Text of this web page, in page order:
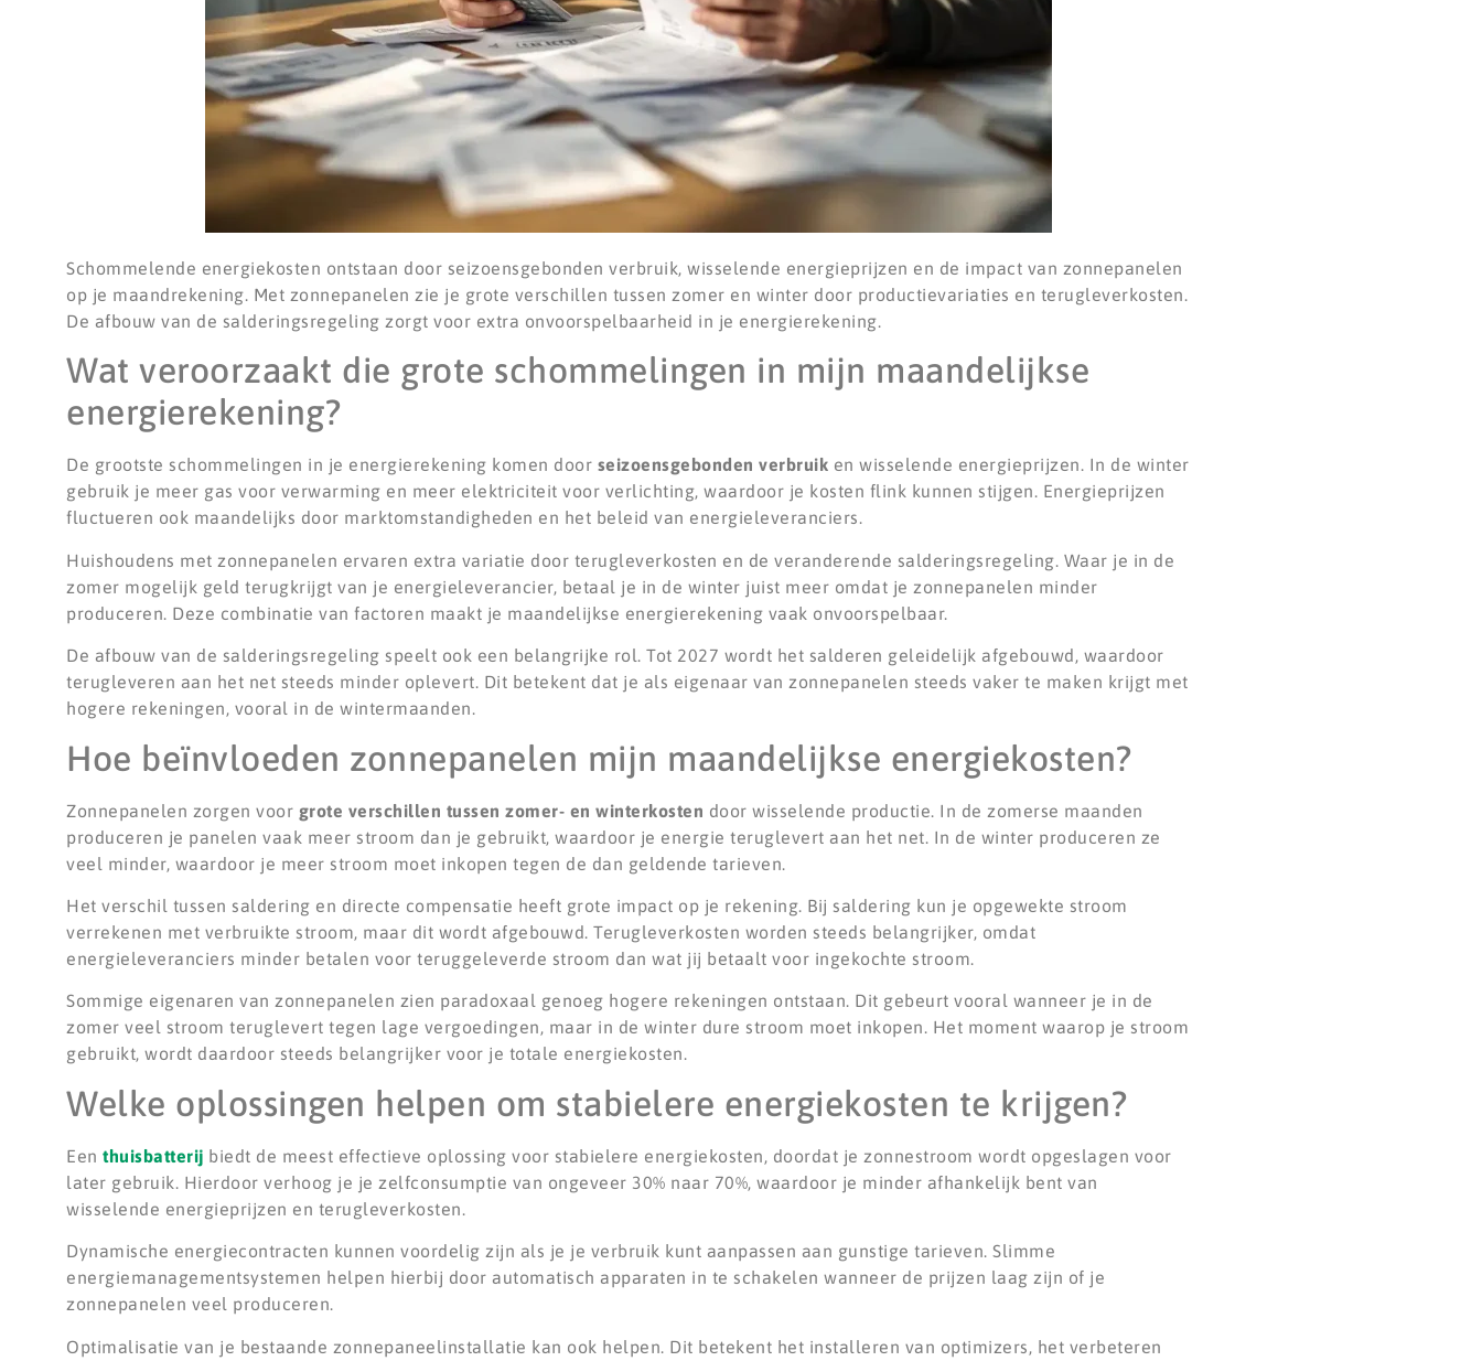
Schommelende energiekosten ontstaan door seizoensgebonden verbruik, wisselende energieprijzen en de impact van zonnepanelen
op je maandrekening. Met zonnepanelen zie je grote verschillen tussen zomer en winter door productievariaties en terugleverkosten.
De afbouw van de salderingsregeling zorgt voor extra onvoorspelbaarheid in je energierekening.
Wat veroorzaakt die grote schommelingen in mijn maandelijkse
energierekening?
De grootste schommelingen in je energierekening komen door seizoensgebonden verbruik en wisselende energieprijzen. In de winter
gebruik je meer gas voor verwarming en meer elektriciteit voor verlichting, waardoor je kosten flink kunnen stijgen. Energieprijzen
fluctueren ook maandelijks door marktomstandigheden en het beleid van energieleveranciers.
Huishoudens met zonnepanelen ervaren extra variatie door terugleverkosten en de veranderende salderingsregeling. Waar je in de
zomer mogelijk geld terugkrijgt van je energieleverancier, betaal je in de winter juist meer omdat je zonnepanelen minder
produceren. Deze combinatie van factoren maakt je maandelijkse energierekening vaak onvoorspelbaar.
De afbouw van de salderingsregeling speelt ook een belangrijke rol. Tot 2027 wordt het salderen geleidelijk afgebouwd, waardoor
terugleveren aan het net steeds minder oplevert. Dit betekent dat je als eigenaar van zonnepanelen steeds vaker te maken krijgt met
hogere rekeningen, vooral in de wintermaanden.
Hoe beïnvloeden zonnepanelen mijn maandelijkse energiekosten?
Zonnepanelen zorgen voor grote verschillen tussen zomer- en winterkosten door wisselende productie. In de zomerse maanden
produceren je panelen vaak meer stroom dan je gebruikt, waardoor je energie teruglevert aan het net. In de winter produceren ze
veel minder, waardoor je meer stroom moet inkopen tegen de dan geldende tarieven.
Het verschil tussen saldering en directe compensatie heeft grote impact op je rekening. Bij saldering kun je opgewekte stroom
verrekenen met verbruikte stroom, maar dit wordt afgebouwd. Terugleverkosten worden steeds belangrijker, omdat
energieleveranciers minder betalen voor teruggeleverde stroom dan wat jij betaalt voor ingekochte stroom.
Sommige eigenaren van zonnepanelen zien paradoxaal genoeg hogere rekeningen ontstaan. Dit gebeurt vooral wanneer je in de
zomer veel stroom teruglevert tegen lage vergoedingen, maar in de winter dure stroom moet inkopen. Het moment waarop je stroom
gebruikt, wordt daardoor steeds belangrijker voor je totale energiekosten.
Welke oplossingen helpen om stabielere energiekosten te krijgen?
Een thuisbatterij biedt de meest effectieve oplossing voor stabielere energiekosten, doordat je zonnestroom wordt opgeslagen voor
later gebruik. Hierdoor verhoog je je zelfconsumptie van ongeveer 30% naar 70%, waardoor je minder afhankelijk bent van
wisselende energieprijzen en terugleverkosten.
Dynamische energiecontracten kunnen voordelig zijn als je je verbruik kunt aanpassen aan gunstige tarieven. Slimme
energiemanagementsystemen helpen hierbij door automatisch apparaten in te schakelen wanneer de prijzen laag zijn of je
zonnepanelen veel produceren.
Optimalisatie van je bestaande zonnepaneelinstallatie kan ook helpen. Dit betekent het installeren van optimizers, het verbeteren